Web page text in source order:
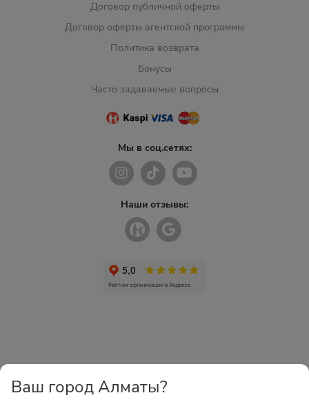
Договор публичной оферты
Договор оферты агентской программы
Политика возврата
Бонусы
Часто задаваемые вопросы
Мы в соц.сетях:
Наши отзывы:
Ваш город Алматы?